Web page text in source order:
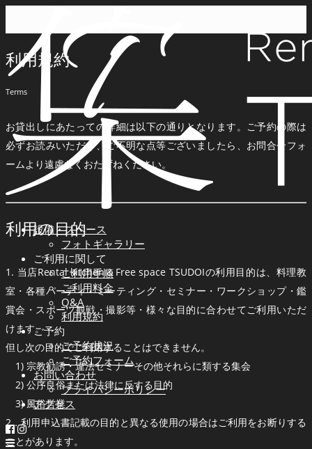
設備・スペース
フォトギャラリー
ご利用に関して
ご利用手順
ご利用料金
Q&A
利用規約
ご予約
ご予約状況
ご予約フォーム
お問い合わせ
プライバシーポリシー
アクセス
利用規約
Terms
お貸出しにあたっての詳細は以下の通りとなります。ご予約の際は
必ずお読みいただき、ご不明な点等ございましたら、お問合せフォ
ームより遠慮なくおたずねください。
利用の目的
1. 当店Rental kitchen＆Free space TSUDOIの利用目的は、料理教
室・各種パーティ・ミーティング・セミナー・ワークショップ・鑑
賞会・スポーツ観戦・撮影等・様々な目的に合わせてご利用いただ
けます。
但し次の目的でご利用することはできません。
1) 宗教勧誘・違法セミナーその他それらに類する集会
2) 公序良俗または法律に反する目的
3) 風俗営業
2．利用申込書記載の目的と異なる使用の場合はご利用をお断りする
ことがあります。